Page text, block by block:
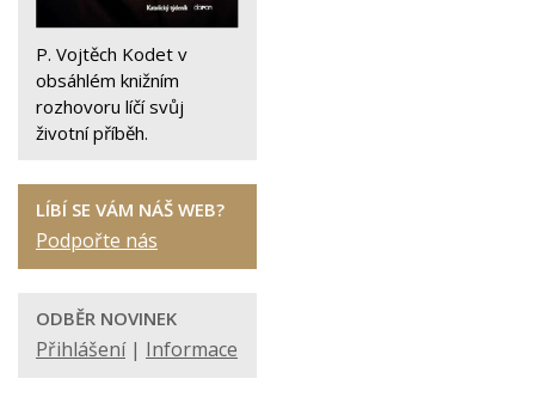
P. Vojtěch Kodet v
obsáhlém knižním
rozhovoru líčí svůj
životní příběh.
LÍBÍ SE VÁM NÁŠ WEB?
Podpořte nás
ODBĚR NOVINEK
Přihlášení| Informace